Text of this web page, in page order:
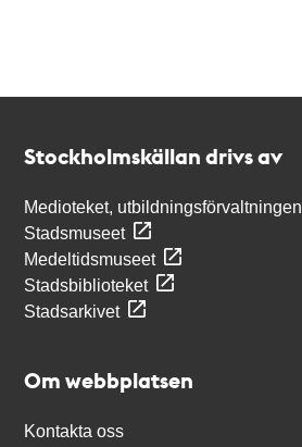
Stockholmskällan drivs av
Medioteket, utbildningsförvaltningen
Stadsmuseet
Medeltidsmuseet
Stadsbiblioteket
Stadsarkivet
Om webbplatsen
Kontakta oss